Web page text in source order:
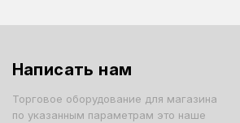
Написать нам
Торговое оборудование для магазина
по указанным параметрам это наше